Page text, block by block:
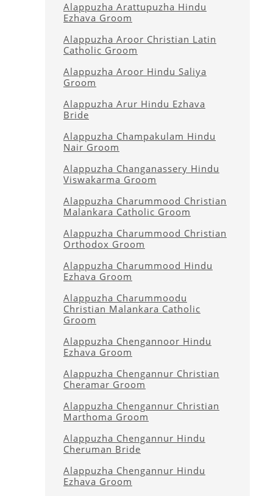
Alappuzha Arattupuzha Hindu
Ezhava Groom
Alappuzha Aroor Christian Latin
Catholic Groom
Alappuzha Aroor Hindu Saliya
Groom
Alappuzha Arur Hindu Ezhava
Bride
Alappuzha Champakulam Hindu
Nair Groom
Alappuzha Changanassery Hindu
Viswakarma Groom
Alappuzha Charummood Christian
Malankara Catholic Groom
Alappuzha Charummood Christian
Orthodox Groom
Alappuzha Charummood Hindu
Ezhava Groom
Alappuzha Charummoodu
Christian Malankara Catholic
Groom
Alappuzha Chengannoor Hindu
Ezhava Groom
Alappuzha Chengannur Christian
Cheramar Groom
Alappuzha Chengannur Christian
Marthoma Groom
Alappuzha Chengannur Hindu
Cheruman Bride
Alappuzha Chengannur Hindu
Ezhava Groom